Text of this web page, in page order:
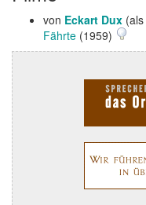
von Eckart Dux (als
Fährte (1959)